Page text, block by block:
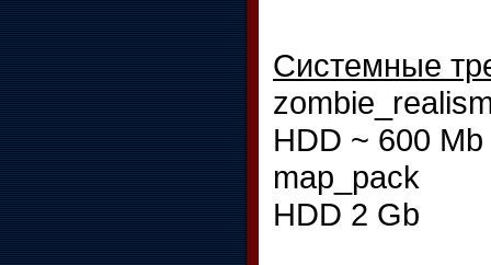
Системные
HDD ~ 600 Mb
map_pack
HDD 2 Gb